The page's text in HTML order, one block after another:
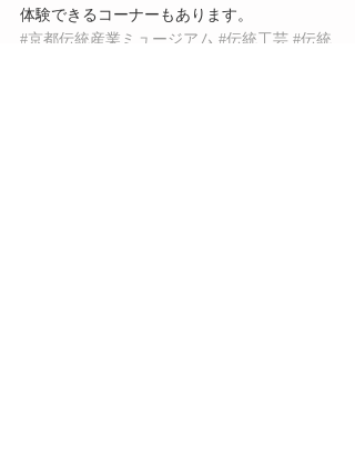
体験できるコーナーもあります。
#京都伝統産業ミュージアム #伝統工芸 #伝統